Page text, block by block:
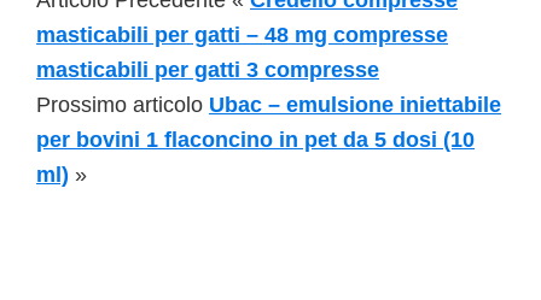
masticabili per gatti – 48 mg compresse
masticabili per gatti 3 compresse
Prossimo articolo Ubac – emulsione iniettabile
per bovini 1 flaconcino in pet da 5 dosi (10
ml) »